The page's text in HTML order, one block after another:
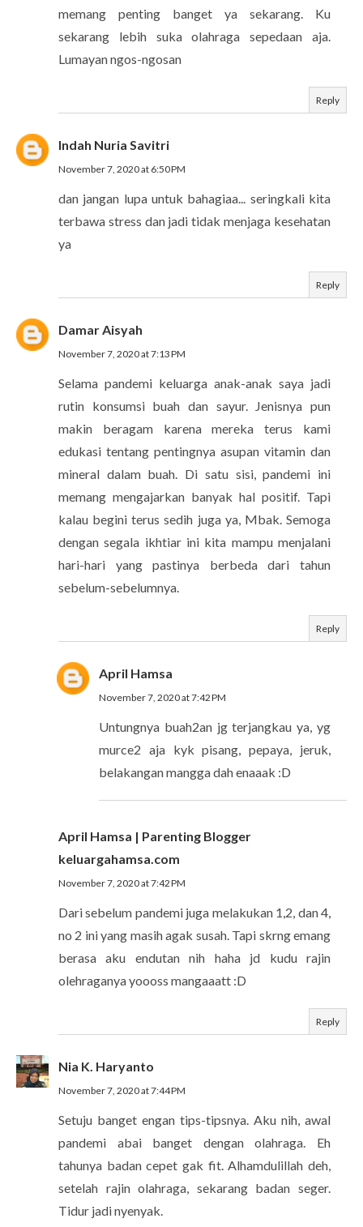
memang penting banget ya sekarang. Ku
sekarang lebih suka olahraga sepedaan aja.
Lumayan ngos-ngosan
Reply
Indah Nuria Savitri
November 7, 2020 at 6:50 PM
dan jangan lupa untuk bahagiaa... seringkali kita
terbawa stress dan jadi tidak menjaga kesehatan
ya
Reply
Damar Aisyah
November 7, 2020 at 7:13 PM
Selama pandemi keluarga anak-anak saya jadi
rutin konsumsi buah dan sayur. Jenisnya pun
makin beragam karena mereka terus kami
edukasi tentang pentingnya asupan vitamin dan
mineral dalam buah. Di satu sisi, pandemi ini
memang mengajarkan banyak hal positif. Tapi
kalau begini terus sedih juga ya, Mbak. Semoga
dengan segala ikhtiar ini kita mampu menjalani
hari-hari yang pastinya berbeda dari tahun
sebelum-sebelumnya.
Reply
April Hamsa
November 7, 2020 at 7:42 PM
Untungnya buah2an jg terjangkau ya, yg
murce2 aja kyk pisang, pepaya, jeruk,
belakangan mangga dah enaaak :D
April Hamsa | Parenting Blogger
keluargahamsa.com
November 7, 2020 at 7:42 PM
Dari sebelum pandemi juga melakukan 1,2, dan 4,
no 2 ini yang masih agak susah. Tapi skrng emang
berasa aku endutan nih haha jd kudu rajin
olehraganya yoooss mangaaatt :D
Reply
Nia K. Haryanto
November 7, 2020 at 7:44 PM
Setuju banget engan tips-tipsnya. Aku nih, awal
pandemi abai banget dengan olahraga. Eh
tahunya badan cepet gak fit. Alhamdulillah deh,
setelah rajin olahraga, sekarang badan seger.
Tidur jadi nyenyak.